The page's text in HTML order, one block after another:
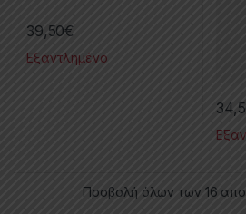
39,50€
Εξαντλημένο
Προβολή όλων των 16